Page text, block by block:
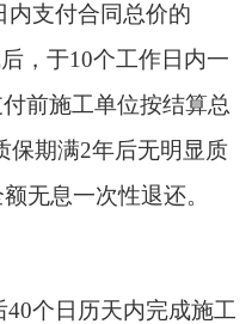
内支付合同总价的
，于10个工作日内一
前施工单位按结算总
保期满2年后无明显质
无息一次性退还。
40个 日历天内完成施工